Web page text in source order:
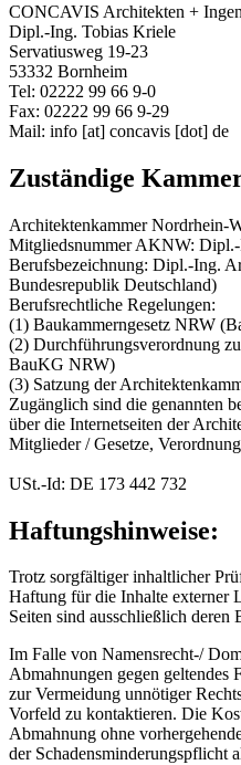
CONCAVIS Architekten +
Dipl.-Ing. Tobias Kriele
Servatiusweg 19-23
53332 Bornheim
Tel: 02222 99 66 9-0
Fax: 02222 99 66 9-29
Mail: info [at] concavis [dot] de
Zuständige
Architektenkammer Nordrhein-
Mitgliedsnummer AKNW:
Berufsbezeichnung: Dipl.-Ing.
Bundesrepublik Deutschland)
Berufsrechtliche Regelungen:
(1) Baukammerngesetz NRW
(2) Durchführungsverordnung
BauKG NRW)
(3) Satzung der
Zugänglich sind die genannten
über die Internetseiten der
Mitglieder / Gesetze,
USt.-Id: DE 173 442 732
Haftungshinweise:
Trotz sorgfältiger inhaltlicher
Haftung für die Inhalte externer
Seiten sind ausschließlich deren
Im Falle von Namensrecht-/
Abmahnungen gegen geltendes
zur Vermeidung unnötiger
Vorfeld zu kontaktieren. Die
Abmahnung ohne
der Schadensminderungspflicht